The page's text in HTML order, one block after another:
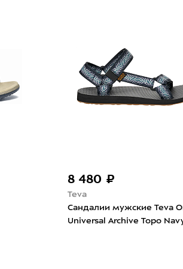
8 480 ₽
Teva
Сандалии мужские Teva
Universal Archive Topo